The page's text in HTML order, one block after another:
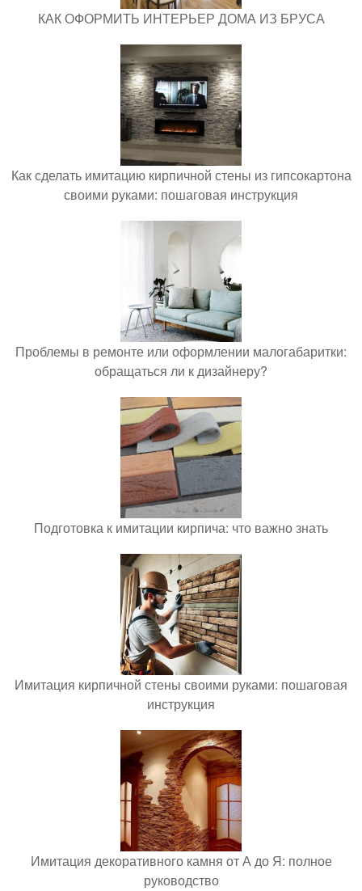
КАК ОФОРМИТЬ ИНТЕРЬЕР ДОМА ИЗ БРУСА
Как сделать имитацию кирпичной стены из гипсокартона
своими руками: пошаговая инструкция
Проблемы в ремонте или оформлении малогабаритки:
обращаться ли к дизайнеру?
Подготовка к имитации кирпича: что важно знать
Имитация кирпичной стены своими руками: пошаговая
инструкция
Имитация декоративного камня от А до Я: полное
руководство